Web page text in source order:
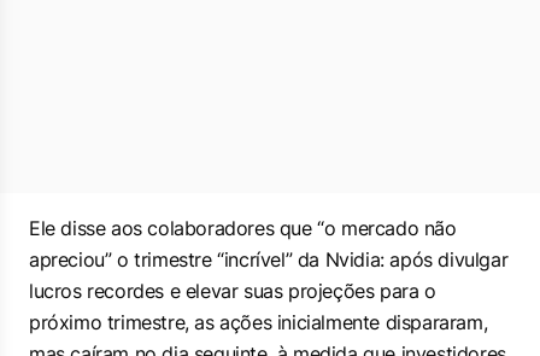
Ele disse aos colaboradores que “o mercado não
apreciou” o trimestre “incrível” da Nvidia: após divulgar
lucros recordes e elevar suas projeções para o
próximo trimestre, as ações inicialmente dispararam,